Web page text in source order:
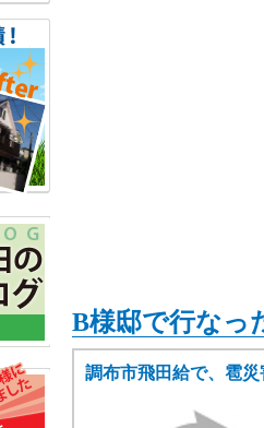
B様邸で行なっ
調布市飛田給で、雹